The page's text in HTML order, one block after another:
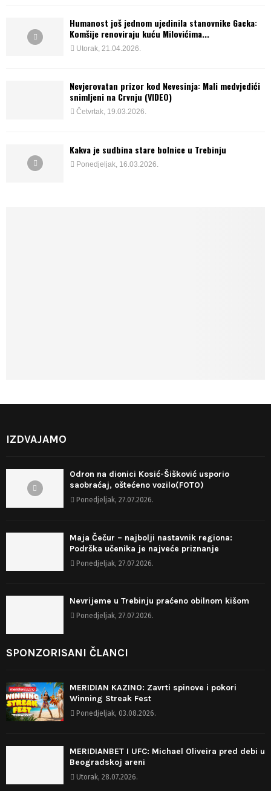
Humanost još jednom ujedinila stanovnike Gacka:
Komšije renoviraju kuću Milovićima...
Utorak, 21.04.2026.
Nevjerovatan prizor kod Nevesinja: Mali medvjedići
snimljeni na Crvnju (VIDEO)
Četvrtak, 19.03.2026.
Kakva je sudbina stare bolnice u Trebinju
Ponedjeljak, 16.03.2026.
IZDVAJAMO
Odron na dionici Kosić-Šišković usporio
saobraćaj, oštećeno vozilo(FOTO)
Ponedjeljak, 27.07.2026.
Maja Čečur – najbolji nastavnik regiona:
Podrška učenika je najveće priznanje
Ponedjeljak, 27.07.2026.
Nevrijeme u Trebinju praćeno obilnom kišom
Ponedjeljak, 27.07.2026.
SPONZORISANI ČLANCI
MERIDIAN KAZINO: Zavrti spinove i pokori
Winning Streak Fest
Ponedjeljak, 03.08.2026.
MERIDIANBET I UFC: Michael Oliveira pred debi u
Beogradskoj areni
Utorak, 28.07.2026.